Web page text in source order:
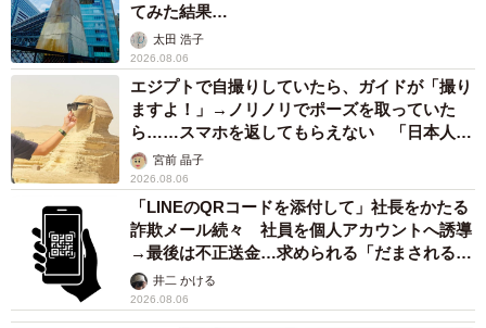
てみた結果…
太田 浩子
2026.08.06
エジプトで自撮りしていたら、ガイドが「撮り
ますよ！」→ノリノリでポーズを取っていた
ら……スマホを返してもらえない 「日本人は
カモ代表かも」「私は6時間で3万円払った」
宮前 晶子
2026.08.06
「LINEのQRコードを添付して」社長をかたる
詐欺メール続々 社員を個人アカウントへ誘導
→最後は不正送金…求められる「だまされる前
提」の対策
井二 かける
2026.08.06